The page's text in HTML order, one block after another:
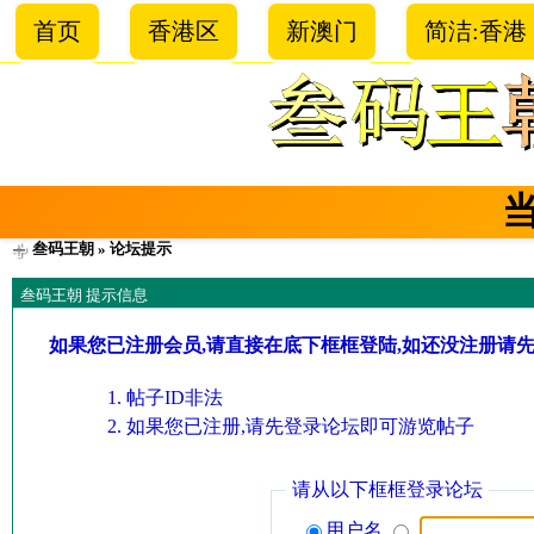
首页 香港区 新澳门 简洁:香港
叁码王朝 » 论坛提示
叁码王朝 提示信息
如果您已注册会员,请直接在底下框框登陆,如还没注册请
帖子ID非法
如果您已注册,请先登录论坛即可游览帖子
请从以下框框登录论坛
用户名